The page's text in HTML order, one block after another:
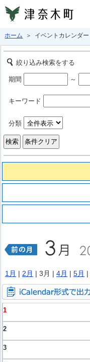
ホーム ＞ イベントカレンダー
絞り込み検索をする
期間 ～
キーワード
分類
1月 | 2月 | 3月 | 4月 | 5月 |
1
2
3